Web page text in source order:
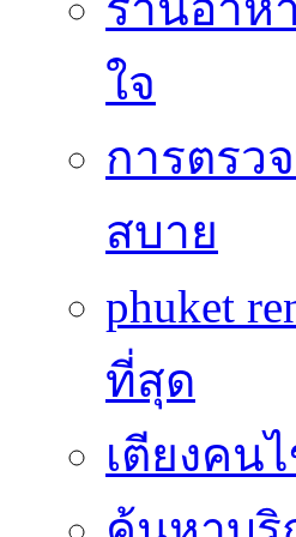
ใจ
การตรว
สบาย
phuket
ที่สุด
เตียงคน